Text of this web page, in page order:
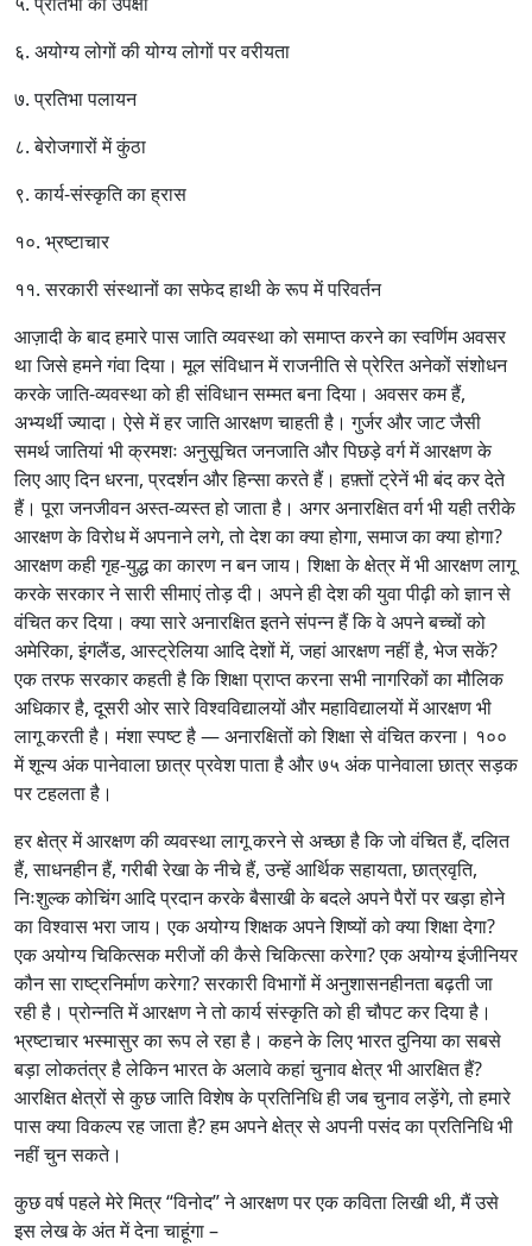
६. अयोग्य लोगों की योग्य लोगों पर वरीयता
७. प्रतिभा पलायन
८. बेरोजगारों में कुंठा
९. कार्य-संस्कृति का ह्रास
१०. भ्रष्टाचार
११. सरकारी संस्थानों का सफेद हाथी के रूप में परिवर्तन
आज़ादी के बाद हमारे पास जाति व्यवस्था को समाप्त करने का स्वर्णिम अवसर
था जिसे हमने गंवा दिया। मूल संविधान में राजनीति से प्रेरित अनेकों संशोधन
करके जाति-व्यवस्था को ही संविधान सम्मत बना दिया। अवसर कम हैं,
अभ्यर्थी ज्यादा। ऐसे में हर जाति आरक्षण चाहती है। गुर्जर और जाट जैसी
समर्थ जातियां भी क्रमशः अनुसूचित जनजाति और पिछड़े वर्ग में आरक्षण के
लिए आए दिन धरना, प्रदर्शन और हिन्सा करते हैं। हफ़्तों ट्रेनें भी बंद कर देते
हैं। पूरा जनजीवन अस्त-व्यस्त हो जाता है। अगर अनारक्षित वर्ग भी यही तरीके
आरक्षण के विरोध में अपनाने लगे, तो देश का क्या होगा, समाज का क्या होगा?
आरक्षण कही गृह-युद्ध का कारण न बन जाय। शिक्षा के क्षेत्र में भी आरक्षण लागू
करके सरकार ने सारी सीमाएं तोड़ दी। अपने ही देश की युवा पीढ़ी को ज्ञान से
वंचित कर दिया। क्या सारे अनारक्षित इतने संपन्न हैं कि वे अपने बच्चों को
अमेरिका, इंगलैंड, आस्ट्रेलिया आदि देशों में, जहां आरक्षण नहीं है, भेज सकें?
एक तरफ सरकार कहती है कि शिक्षा प्राप्त करना सभी नागरिकों का मौलिक
अधिकार है, दूसरी ओर सारे विश्वविद्यालयों और महाविद्यालयों में आरक्षण भी
लागू करती है। मंशा स्पष्ट है — अनारक्षितों को शिक्षा से वंचित करना। १००
में शून्य अंक पानेवाला छात्र प्रवेश पाता है और ७५ अंक पानेवाला छात्र सड़क
पर टहलता है।
हर क्षेत्र में आरक्षण की व्यवस्था लागू करने से अच्छा है कि जो वंचित हैं, दलित
हैं, साधनहीन हैं, गरीबी रेखा के नीचे हैं, उन्हें आर्थिक सहायता, छात्रवृति,
निःशुल्क कोचिंग आदि प्रदान करके बैसाखी के बदले अपने पैरों पर खड़ा होने
का विश्वास भरा जाय। एक अयोग्य शिक्षक अपने शिष्यों को क्या शिक्षा देगा?
एक अयोग्य चिकित्सक मरीजों की कैसे चिकित्सा करेगा? एक अयोग्य इंजीनियर
कौन सा राष्ट्रनिर्माण करेगा? सरकारी विभागों में अनुशासनहीनता बढ़ती जा
रही है। प्रोन्नति में आरक्षण ने तो कार्य संस्कृति को ही चौपट कर दिया है।
भ्रष्टाचार भस्मासुर का रूप ले रहा है। कहने के लिए भारत दुनिया का सबसे
बड़ा लोकतंत्र है लेकिन भारत के अलावे कहां चुनाव क्षेत्र भी आरक्षित हैं?
आरक्षित क्षेत्रों से कुछ जाति विशेष के प्रतिनिधि ही जब चुनाव लड़ेंगे, तो हमारे
पास क्या विकल्प रह जाता है? हम अपने क्षेत्र से अपनी पसंद का प्रतिनिधि भी
नहीं चुन सकते।
कुछ वर्ष पहले मेरे मित्र “विनोद” ने आरक्षण पर एक कविता लिखी थी, मैं उसे
इस लेख के अंत में देना चाहूंगा –